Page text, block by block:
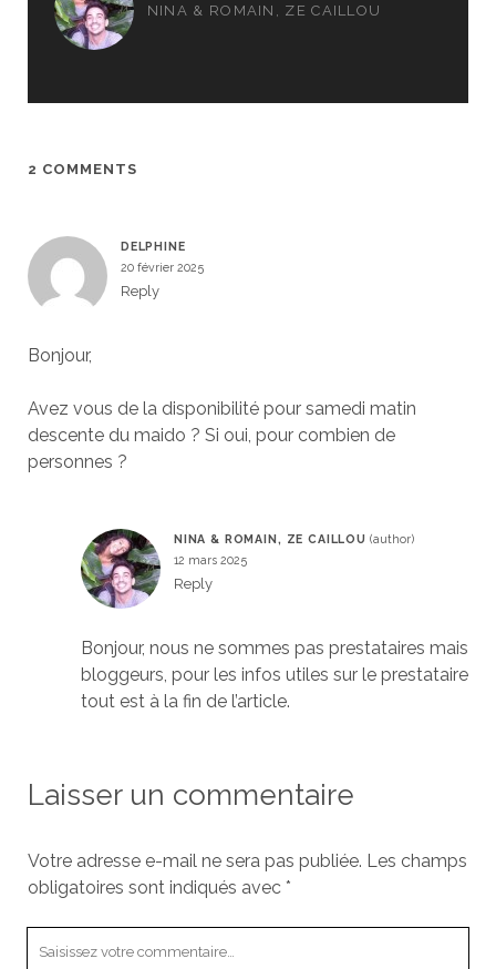
NINA & ROMAIN, ZE CAILLOU
2 COMMENTS
DELPHINE
20 février 2025
Reply
Bonjour,
Avez vous de la disponibilité pour samedi matin
descente du maido ? Si oui, pour combien de
personnes ?
NINA & ROMAIN, ZE CAILLOU
12 mars 2025
Reply
Bonjour, nous ne sommes pas prestataires mais
bloggeurs, pour les infos utiles sur le prestataire
tout est à la fin de l’article.
Laisser un commentaire
Votre adresse e-mail ne sera pas publiée. Les champs
obligatoires sont indiqués avec *